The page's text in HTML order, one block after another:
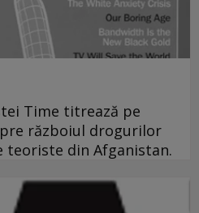
Time titrează pe
războiul drogurilor
teoriste din Afganistan.